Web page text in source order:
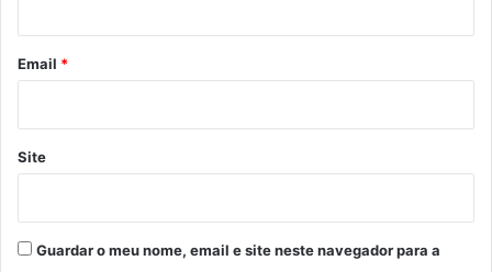
*
Email *
Site
Guardar o meu nome, email e site neste navegador para a